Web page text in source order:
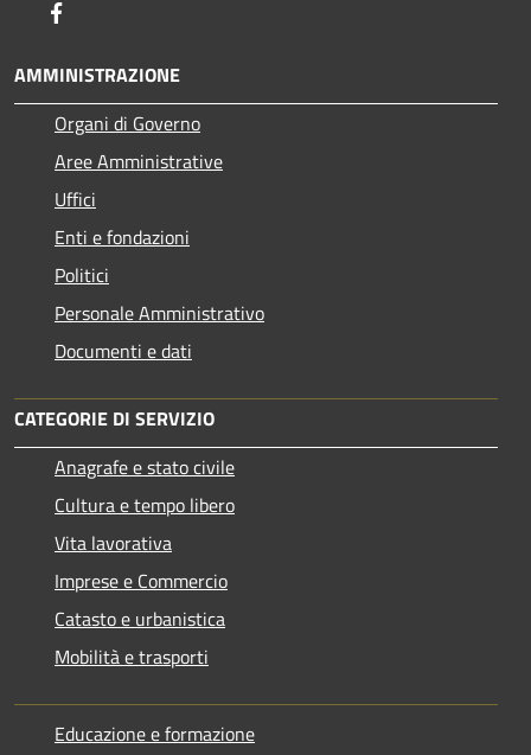
AMMINISTRAZIONE
Organi di Governo
Aree Amministrative
Uffici
Enti e fondazioni
Politici
Personale Amministrativo
Documenti e dati
CATEGORIE DI SERVIZIO
Anagrafe e stato civile
Cultura e tempo libero
Vita lavorativa
Imprese e Commercio
Catasto e urbanistica
Mobilità e trasporti
Educazione e formazione